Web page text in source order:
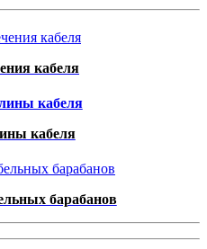
кабеля
кабеля
барабанов